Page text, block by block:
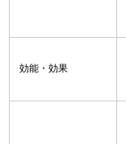
効能・効果